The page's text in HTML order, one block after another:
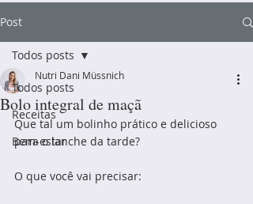
Post
Todos posts
Receitas
Bem-estar
Todos posts
Bolo integral de maçã
Nutri Dani Müssnich
Que tal um bolinho prático e delicioso
para o lanche da tarde?
O que você vai precisar: